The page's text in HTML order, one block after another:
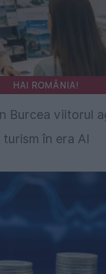
HAI ROMÂNIA!
Burcea viitorul
turism în era AI